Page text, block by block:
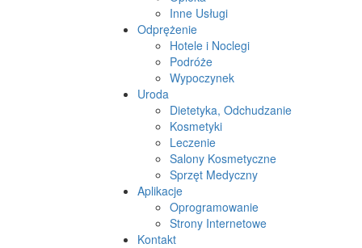
Inne Usługi
Odprężenie
Hotele i Noclegi
Podróże
Wypoczynek
Uroda
Dietetyka, Odchudzanie
Kosmetyki
Leczenie
Salony Kosmetyczne
Sprzęt Medyczny
Aplikacje
Oprogramowanie
Strony Internetowe
Kontakt